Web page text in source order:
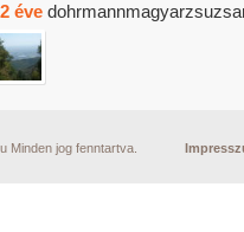
éve
Minden jog fenntartva.